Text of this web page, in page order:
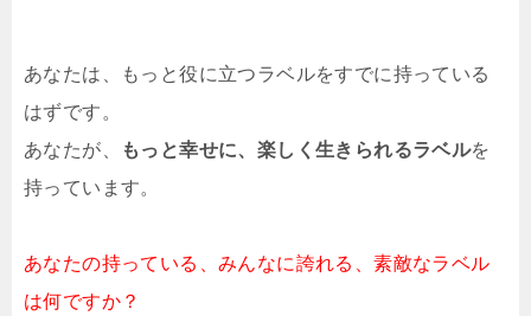
あなたは、もっと役に立つラベルをすでに持っている
はずです。
あなたが、
もっと幸せに、楽しく生きられるラベルを
持っています。
あなたの持っている、みんなに誇れる、素敵なラベル
は何ですか？